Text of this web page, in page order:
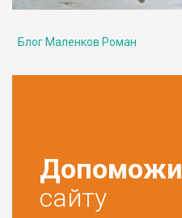
Блог Маленков Роман
Допоможи
сайту